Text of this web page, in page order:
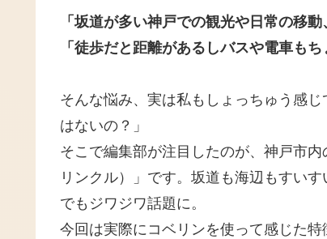
「坂道が多い神戸での観光や日常の移
「徒歩だと距離があるしバスや電車も
そんな悩み、実は私もしょっちゅう感
はないの？」
そこで編集部が注目したのが、神戸市
リンクル）」です。坂道も海辺もすい
でもジワジワ話題に。
今回は実際にコベリンを使って感じた